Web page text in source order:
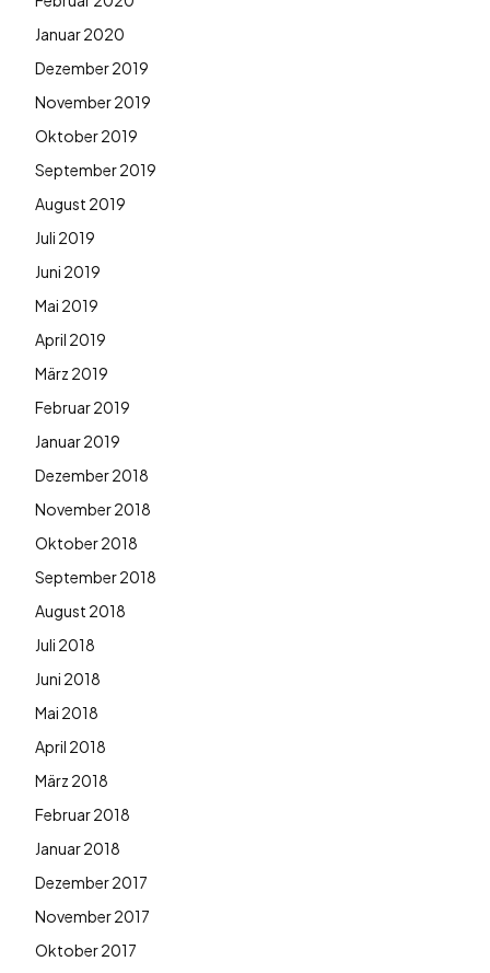
Januar 2020
Dezember 2019
November 2019
Oktober 2019
September 2019
August 2019
Juli 2019
Juni 2019
Mai 2019
April 2019
März 2019
Februar 2019
Januar 2019
Dezember 2018
November 2018
Oktober 2018
September 2018
August 2018
Juli 2018
Juni 2018
Mai 2018
April 2018
März 2018
Februar 2018
Januar 2018
Dezember 2017
November 2017
Oktober 2017